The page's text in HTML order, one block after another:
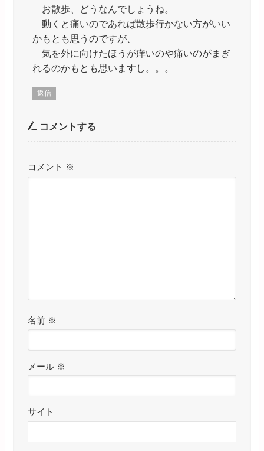
お散歩、どうなんでしょうね。
動くと痛いのであれば散歩行かない方がいい
かもとも思うのですが、
気を外に向けたほうが痒いのや痛いのがまぎ
れるのかもとも思いますし。。。
返信
コメントする
コメント ※
名前 ※
メール ※
サイト